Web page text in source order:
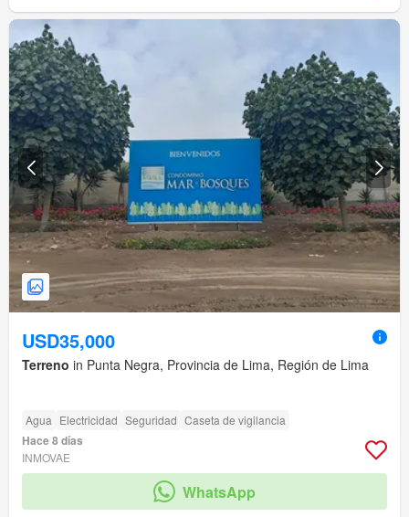
USD35,000
Terreno in Punta Negra, Provincia de Lima, Región de Lima
Agua Electricidad Seguridad Caseta de vigilancia
Hace 8 días
INMOVAE
WhatsApp